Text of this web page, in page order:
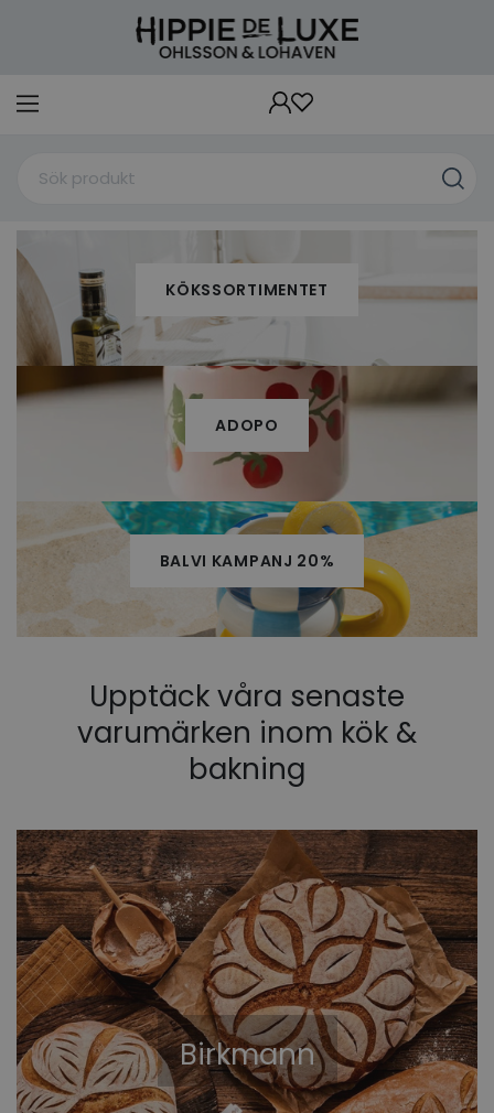
KÖKSSORTIMENTET
ADOPO
BALVI KAMPANJ 20%
Upptäck våra senaste
varumärken inom kök &
bakning
Birkmann